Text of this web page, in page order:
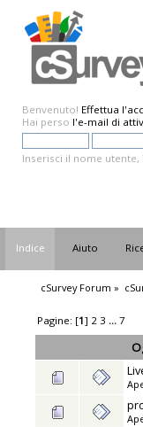
Benvenuto! Effettua
Hai perso l'e-mail di
Inserisci il nome
Indice Aiuto
cSurvey Forum »
Pagine: [1] 2 3 ...7